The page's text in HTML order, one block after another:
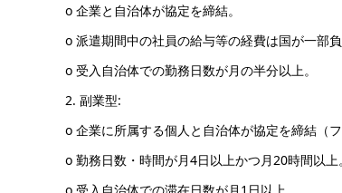
o 企業と自治体が協定を締結。
o 派遣期間中の社員の給与等の経費は国が一部
o 受入自治体での勤務日数が月の半分以上。
2. 副業型:
o 企業に所属する個人と自治体が協定を締結（
o 勤務日数・時間が月4日以上かつ月20時間以上。
o 受入自治体での滞在日数が月1日以上。